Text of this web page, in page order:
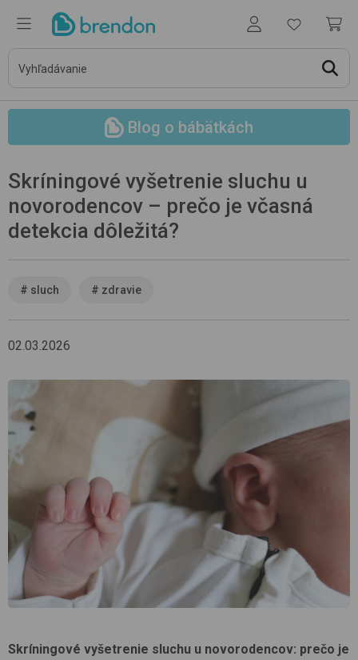
Blog o bábätkách
Skríningové vyšetrenie sluchu u
novorodencov – prečo je včasná
detekcia dôležitá?
# sluch # zdravie
02.03.2026
Skríningové vyšetrenie sluchu u novorodencov: prečo je